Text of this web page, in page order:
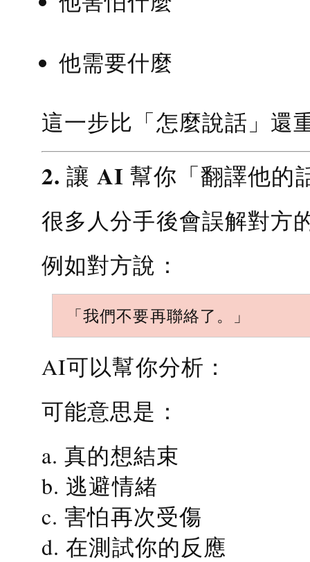
他需要什麼
這一步比「怎麼說話」還
2. 讓 AI 幫你「翻譯他的
很多人分手後會誤解對方
例如對方說：
「我們不要再聯絡了。」
AI可以幫你分析：
可能意思是：
a. 真的想結束
b. 逃避情緒
c. 害怕再次受傷
d. 在測試你的反應